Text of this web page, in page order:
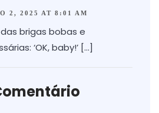
2, 2025 AT 8:01 AM
brigas bobas e
‘OK, baby!’ […]